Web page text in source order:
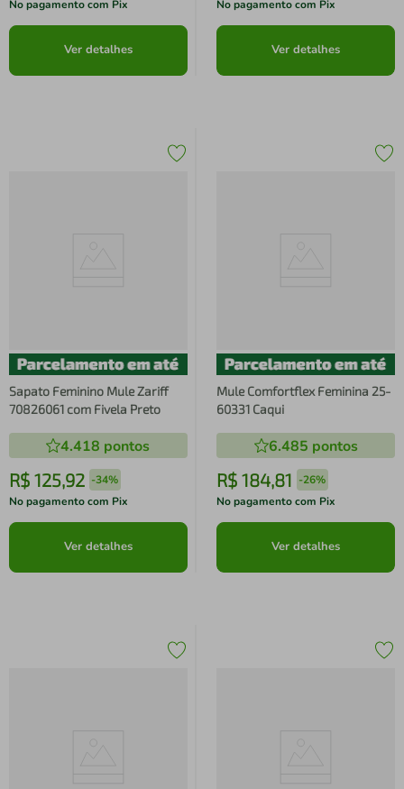
No pagamento com Pix
Ver detalhes
No pagamento com Pix
Ver detalhes
Sapato Feminino Mule Zariff
70826061 com Fivela Preto
4.418 pontos
R$ 125,92 -34%
No pagamento com Pix
Ver detalhes
Mule Comfortflex Feminina 25-
60331 Caqui
6.485 pontos
R$ 184,81 -26%
No pagamento com Pix
Ver detalhes